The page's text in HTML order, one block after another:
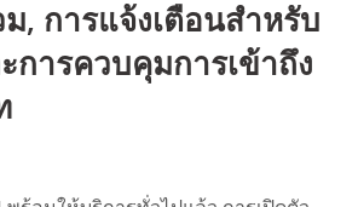
, การแจ้งเตือนสำหรับ
การควบคุมการเข้าถึง